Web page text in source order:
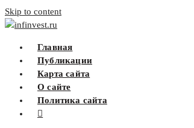
Skip to content
infinvest.ru
Главная
Публикации
Карта сайта
О сайте
Политика сайта